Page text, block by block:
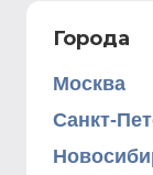
Города
Москва
Санкт-